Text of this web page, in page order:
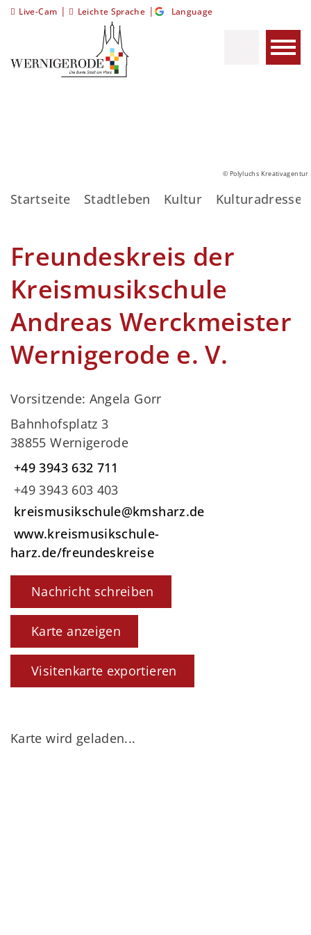
Live-Cam | Leichte Sprache | Language
© Polyluchs Kreativagentur
Startseite Stadtleben Kultur Kulturadressen
Freundeskreis der
Kreismusikschule
Andreas Werckmeister
Wernigerode e. V.
Vorsitzende: Angela Gorr
Bahnhofsplatz 3
38855 Wernigerode
+49 3943 632 711
+49 3943 603 403
kreismusikschule@kmsharz.de
www.kreismusikschule-
harz.de/freundeskreise
Nachricht schreiben
Karte anzeigen
Visitenkarte exportieren
Karte wird geladen...